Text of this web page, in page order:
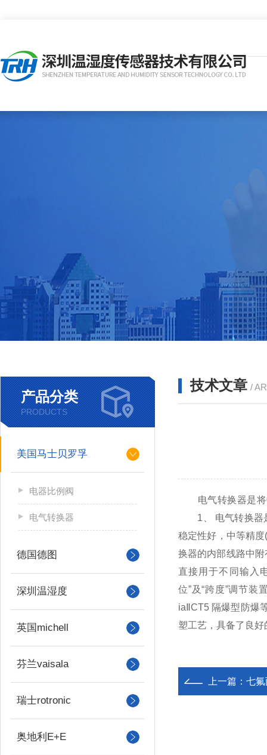
产品分类
PRODUCTS
美国马士贝罗孚
电器比例阀
电气转换器
德国德图
深圳温湿度
英国michell
芬兰vaisala
瑞士rotronic
奥地利E+E
技术文章 /
电气转换器是将0
1、 电气转换器是
稳定性好，中等精
换器的内部线路中
直接用于不同输入
位”及“跨度”调节
iaⅡCT5 隔爆型防爆
塑工艺，具备了良
上一篇： 七